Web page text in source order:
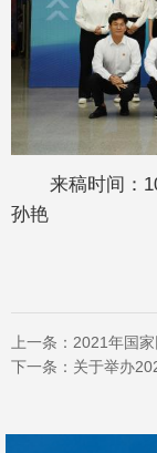
来稿时间
孙艳
上一条： 2021年国
下一条： 关于举办